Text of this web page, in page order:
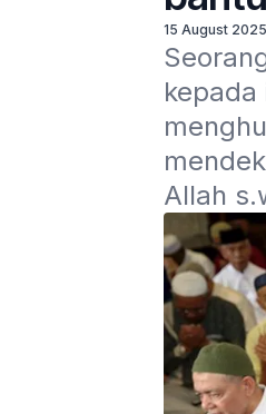
15 August 2025
Allah